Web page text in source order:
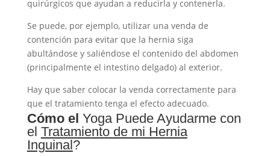
quirúrgicos que ayudan a reducirla y contenerla.
Se puede, por ejemplo, utilizar una venda de
contención para evitar que la hernia siga
abultándose y saliéndose el contenido del abdomen
(principalmente el intestino delgado) al exterior.
Hay que saber colocar la venda correctamente para
que el tratamiento tenga el efecto adecuado.
Cómo el Yoga Puede Ayudarme con
el Tratamiento de mi Hernia
Inguinal?